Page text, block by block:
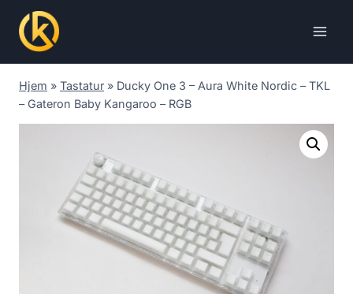
content
Hjem » Tastatur » Ducky One 3 – Aura White Nordic – TKL
– Gateron Baby Kangaroo – RGB